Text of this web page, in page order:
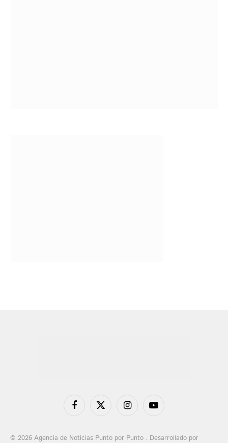
FacebookX
InstagramYouTube
© 2026 Agencia de Noticias Punto por Punto . Desarrollado por